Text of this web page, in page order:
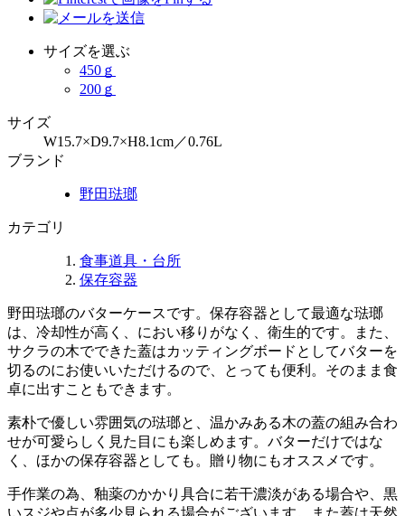
サイズを選ぶ
450ｇ
200ｇ
サイズ
W15.7×D9.7×H8.1cm／0.76L
ブランド
野田琺瑯
カテゴリ
食事道具・台所
保存容器
野田琺瑯のバターケースです。保存容器として最適な琺瑯
は、冷却性が高く、におい移りがなく、衛生的です。また、
サクラの木でできた蓋はカッティングボードとしてバターを
切るのにお使いいただけるので、とっても便利。そのまま食
卓に出すこともできます。
素朴で優しい雰囲気の琺瑯と、温かみある木の蓋の組み合わ
せが可愛らしく見た目にも楽しめます。バターだけではな
く、ほかの保存容器としても。贈り物にもオススメです。
手作業の為、釉薬のかかり具合に若干濃淡がある場合や、黒
いスジや点が多少見られる場合がございます。また蓋は天然